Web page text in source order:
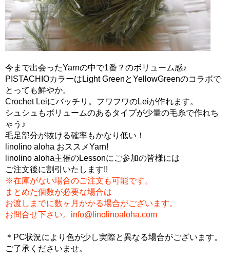
今まで出会ったYarnの中で1番？のボリューム感♪
PISTACHIOカラーはLight GreenとYellowGreenのコラボで
とっても鮮やか。
Crochet Leiにバッチリ。フワフワのLeiが作れます。
シュシュもボリュームのあるタイプが少量の毛糸で作れち
ゃう♪
毛足部分が抜ける確率もかなり低い！
linolino aloha おススメYarn!
linolino aloha主催のLessonにご参加の皆様には
ご注文後に割引いたします!!
※在庫がない場合のご注文も可能です。
まとめた個数が必要な場合は
お渡しまでに数ヶ月かかる場合がございます。
お問合せ下さい。info@linolinoaloha.com
＊PC状況により色が少し実際と異なる場合がございます。
ご了承くださいませ。